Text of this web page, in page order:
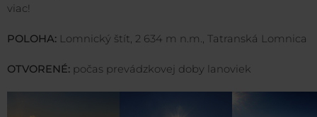
viac!
POLOHA: Lomnický štít, 2 634 m n.m., Tatranská Lomnica
OTVORENÉ: počas prevádzkovej doby lanoviek